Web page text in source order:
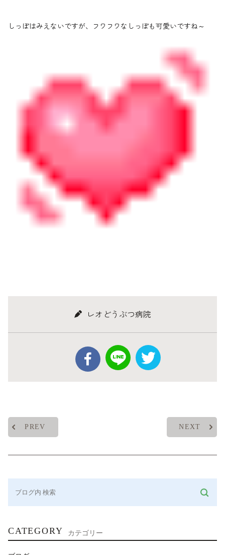
しっぽはみえないですが、フワフワなしっぽも可愛いですね～
レオどうぶつ病院
PREV NEXT
CATEGORY カテゴリー